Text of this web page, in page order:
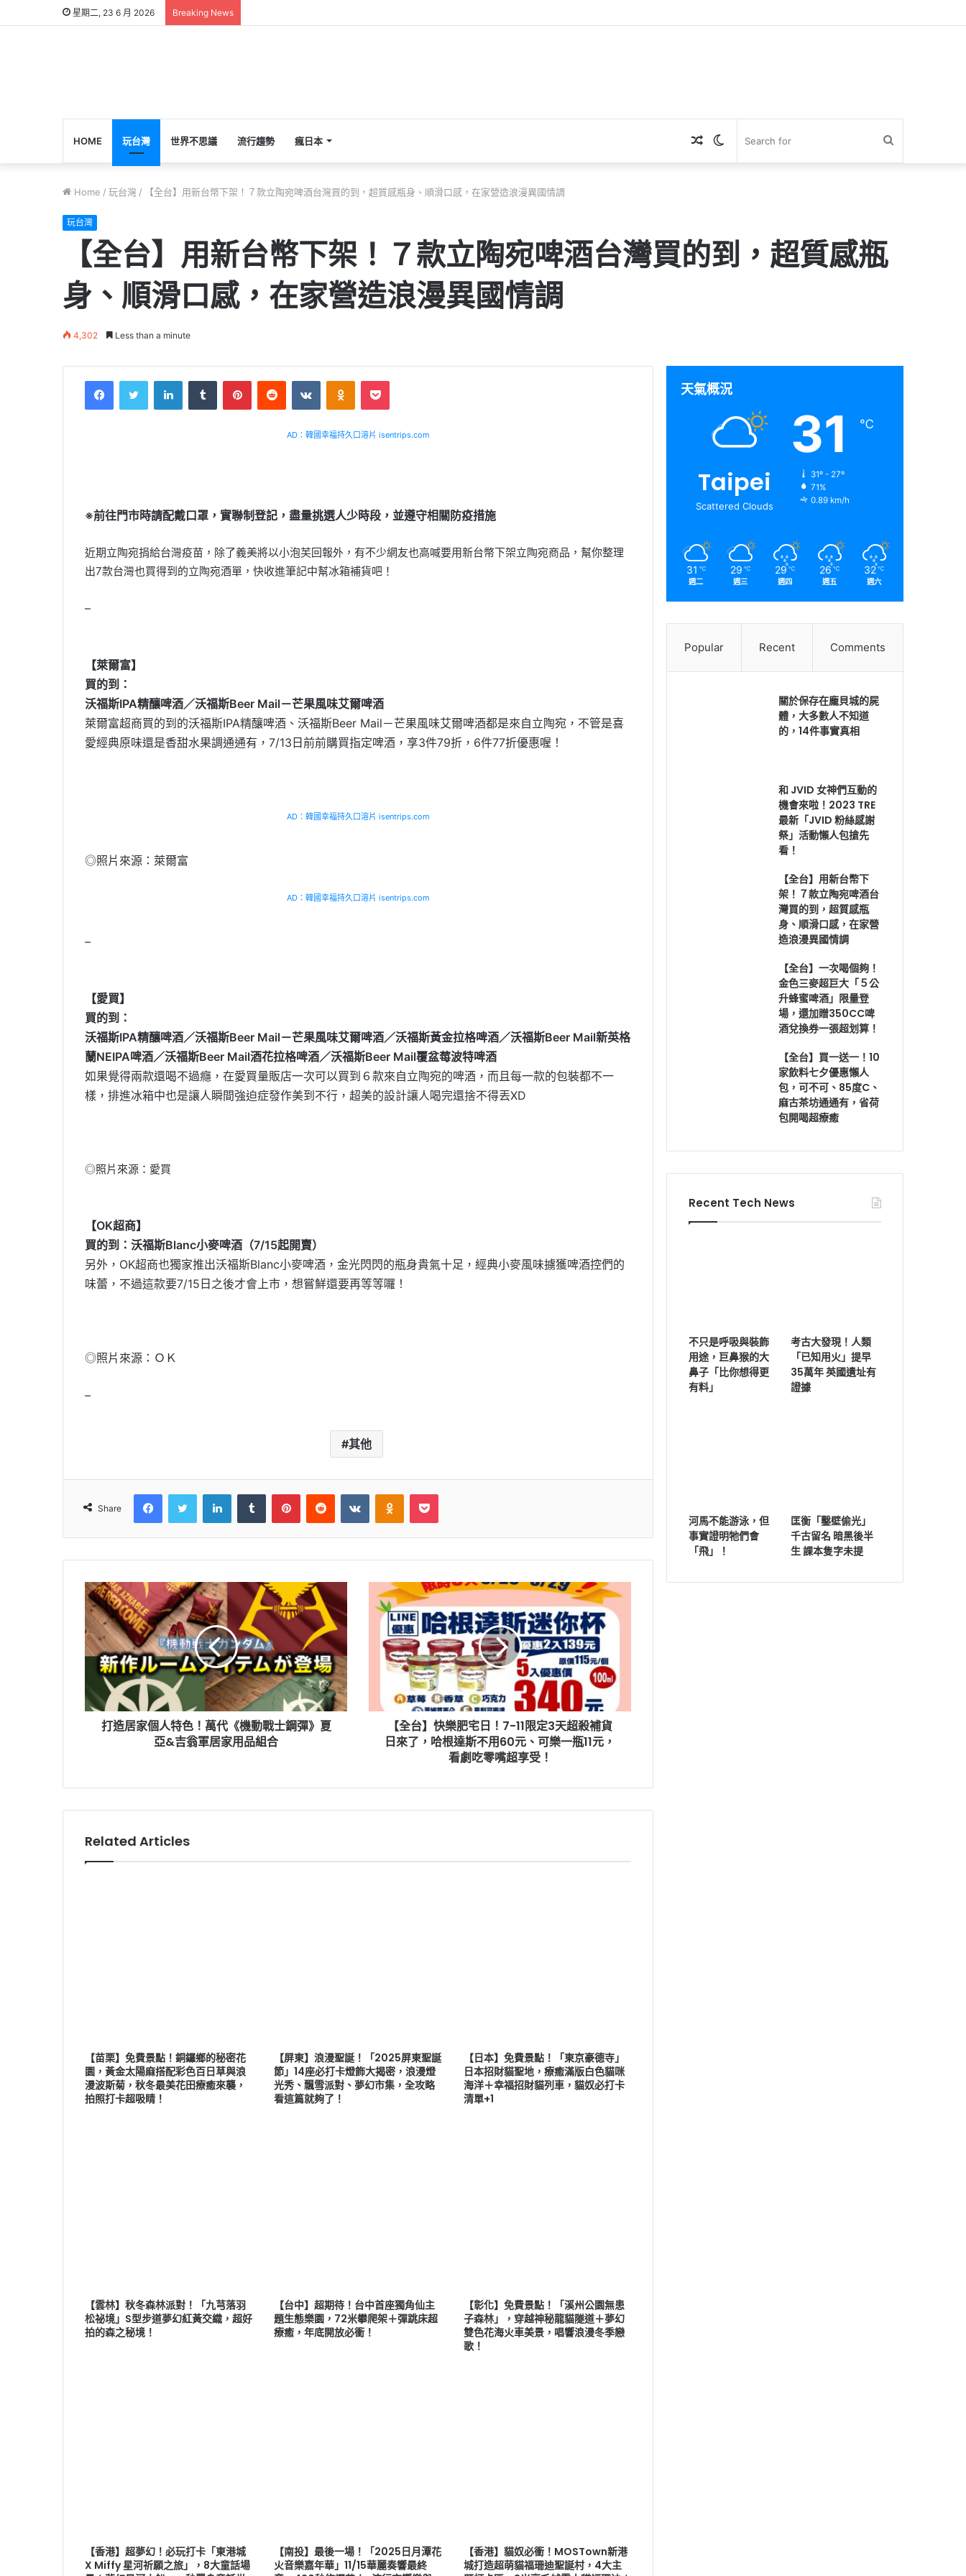
星期二, 23 6 月 2026 Breaking News
HOME 玩台灣 世界不思議 流行趨勢 瘋日本 Switch
Random
Home / 玩台灣 / 【全台】用新台幣下架！７款立陶宛啤酒台灣買的到，超質感瓶身、順滑口感，在家營造浪漫異國情調
玩台灣
【全台】用新台幣下架！７款立陶宛啤酒台灣買的到，超質感瓶
身、順滑口感，在家營造浪漫異國情調
4,302 Less than a minute
AD：韓國幸福持久口溶片 isentrips.com
※前往門市時請配戴口罩，實聯制登記，盡量挑選人少時段，並遵守相關防疫措施
近期立陶宛捐給台灣疫苗，除了義美將以小泡芙回報外，有不少網友也高喊要用新台幣下架立陶宛商品，幫你整理
出7款台灣也買得到的立陶宛酒單，快收進筆記中幫冰箱補貨吧！
–
【萊爾富】
買的到：
沃福斯IPA精釀啤酒／沃福斯Beer Mail－芒果風味艾爾啤酒
萊爾富超商買的到的沃福斯IPA精釀啤酒、沃福斯Beer Mail－芒果風味艾爾啤酒都是來自立陶宛，不管是喜
愛經典原味還是香甜水果調通通有，7/13日前前購買指定啤酒，享3件79折，6件77折優惠喔！
AD：韓國幸福持久口溶片 isentrips.com
◎照片來源：萊爾富
AD：韓國幸福持久口溶片 isentrips.com
–
【愛買】
買的到：
沃福斯IPA精釀啤酒／沃福斯Beer Mail－芒果風味艾爾啤酒／沃福斯黃金拉格啤酒／沃福斯Beer Mail新英格
蘭NEIPA啤酒／沃福斯Beer Mail酒花拉格啤酒／沃福斯Beer Mail覆盆莓波特啤酒
如果覺得兩款還喝不過癮，在愛買量販店一次可以買到６款來自立陶宛的啤酒，而且每一款的包裝都不一
樣，排進冰箱中也是讓人瞬間強迫症發作美到不行，超美的設計讓人喝完還捨不得丟XD
◎照片來源：愛買
【OK超商】
買的到：沃福斯Blanc小麥啤酒（7/15起開賣）
另外，OK超商也獨家推出沃福斯Blanc小麥啤酒，金光閃閃的瓶身貴氣十足，經典小麥風味擄獲啤酒控們的
味蕾，不過這款要7/15日之後才會上市，想嘗鮮還要再等等囉！
◎照片來源：ＯＫ
–
其他
Share
打造居家個人特色！萬代《機動戰士鋼彈》夏
亞&吉翁軍居家用品組合
【全台】快樂肥宅日！7-11限定3天超殺補貨
日來了，哈根達斯不用60元、可樂一瓶11元，
看劇吃零嘴超享受！
Related Articles
【苗栗】免費景點！銅鑼鄉的秘密花
園，黃金太陽麻搭配彩色百日草與浪
漫波斯菊，秋冬最美花田療癒來襲，
拍照打卡超吸睛！
【屏東】浪漫聖誕！「2025屏東聖誕
節」14座必打卡燈飾大揭密，浪漫燈
光秀、飄雪派對、夢幻市集，全攻略
看這篇就夠了！
【日本】免費景點！「東京豪德寺」
日本招財貓聖地，療癒滿版白色貓咪
海洋＋幸福招財貓列車，貓奴必打卡
清單+1
【雲林】秋冬森林派對！「九芎落羽
松祕境」S型步道夢幻紅黃交織，超好
拍的森之秘境！
【台中】超期待！台中首座獨角仙主
題生態樂園，72米攀爬架＋彈跳床超
療癒，年底開放必衝！
【彰化】免費景點！「溪州公園無患
子森林」，穿越神秘龍貓隧道＋夢幻
雙色花海火車美景，唱響浪漫冬季戀
歌！
【香港】超夢幻！必玩打卡「東港城
X Miffy 星河祈願之旅」，8大童話場
【南投】最後一場！「2025日月潭花
火音樂嘉年華」11/15華麗奏響最終
【香港】貓奴必衝！MOSTown新港
城打造超萌貓福珊迪聖誕村，4大主
天氣概況
Taipei
Scattered Clouds
31 ℃
31º - 27º
71%
0.89 km/h
31 ℃
週二
29 ℃
週三
29 ℃
週四
26 ℃
週五
32 ℃
週六
Popular Recent Comments
關於保存在龐貝城的屍
體，大多數人不知道
的，14件事實真相
和 JVID 女神們互動的
機會來啦！2023 TRE
最新「JVID 粉絲感謝
祭」活動懶人包搶先
看！
【全台】用新台幣下
架！７款立陶宛啤酒台
灣買的到，超質感瓶
身、順滑口感，在家營
造浪漫異國情調
【全台】一次喝個夠！
金色三麥超巨大「５公
升蜂蜜啤酒」限量登
場，還加贈350CC啤
酒兌換券一張超划算！
【全台】買一送一！10
家飲料七夕優惠懶人
包，可不可、85度C、
麻古茶坊通通有，省荷
包開喝超療癒
Recent Tech News
不只是呼吸與裝飾
用途，巨鼻猴的大
鼻子「比你想得更
有料」
考古大發現！人類
「已知用火」提早
35萬年 英國遺址有
證據
河馬不能游泳，但
事實證明牠們會
「飛」！
匡衡「鑿壁偷光」
千古留名 暗黑後半
生 課本隻字未提